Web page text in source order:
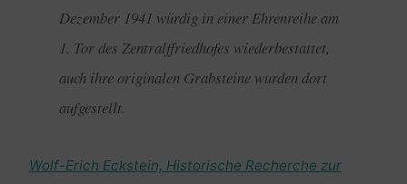
Dezember 1941 würdig in einer Ehrenreihe am
1. Tor des Zentralffriedhofes wiederbestattet,
auch ihre originalen Grabsteine wurden dort
aufgestellt.
Wolf-Erich Eckstein, Historische Recherche zur